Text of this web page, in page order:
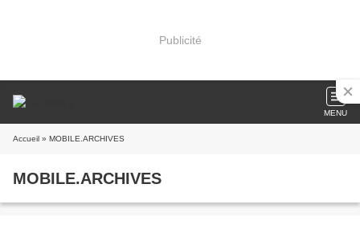
Publicité
MENU
Accueil » MOBILE.ARCHIVES
MOBILE.ARCHIVES